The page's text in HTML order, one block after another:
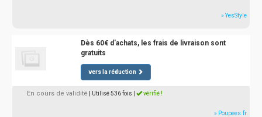
» YesStyle
Dès 60€ d'achats, les frais de livraison sont
gratuits
vers la réduction
En cours de validité | Utilisé 536 fois vérifié !
» Poupees.fr